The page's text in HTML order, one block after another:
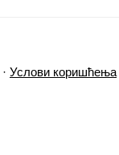
Услови коришћења